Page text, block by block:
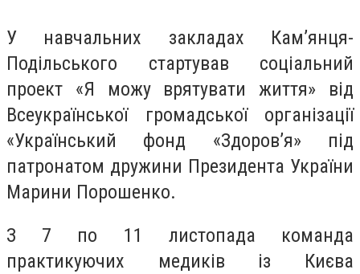
У навчальних закладах Кам’янця-
Подільського стартував соціальний
проект «Я можу врятувати життя» від
Всеукраїнської громадської організації
«Український фонд «Здоров’я» під
патронатом дружини Президента України
Марини Порошенко.
З 7 по 11 листопада команда
практикуючих медиків із Києва